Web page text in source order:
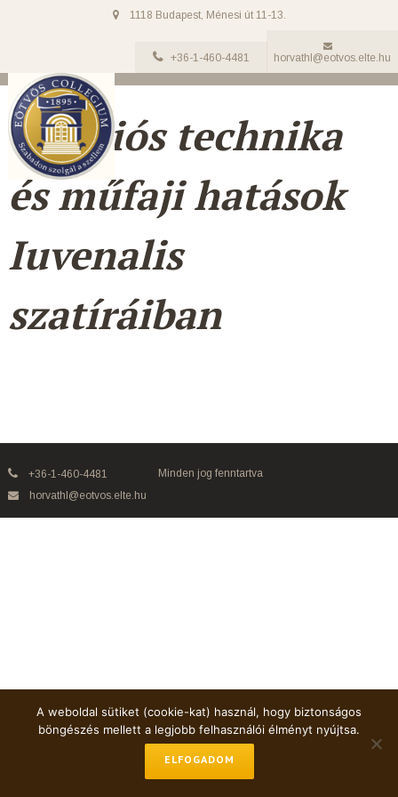
1118 Budapest, Ménesi út 11-13.
+36-1-460-4481 horvathl@eotvos.elte.hu
Allúziós technika
és műfaji hatások
Iuvenalis
szatíráiban
+36-1-460-4481
horvathl@eotvos.elte.hu
Minden jog fenntartva
A weboldal sütiket (cookie-kat) használ, hogy biztonságos
böngészés mellett a legjobb felhasználói élményt nyújtsa.
ELFOGADOM